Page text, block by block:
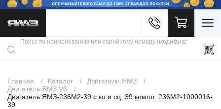
Каталог продукции
Скидки
Контакты
Главная Каталог
Двигатели ЯМЗ
Двигатель ЯМЗ V6
Двигатель ЯМЗ-236М2-39 с кп.и сц. 39 компл. 236М2-1000016-
39